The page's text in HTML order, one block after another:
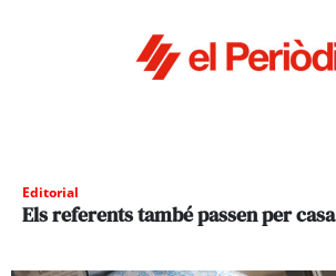
Editorial
Els referents també passen per casa